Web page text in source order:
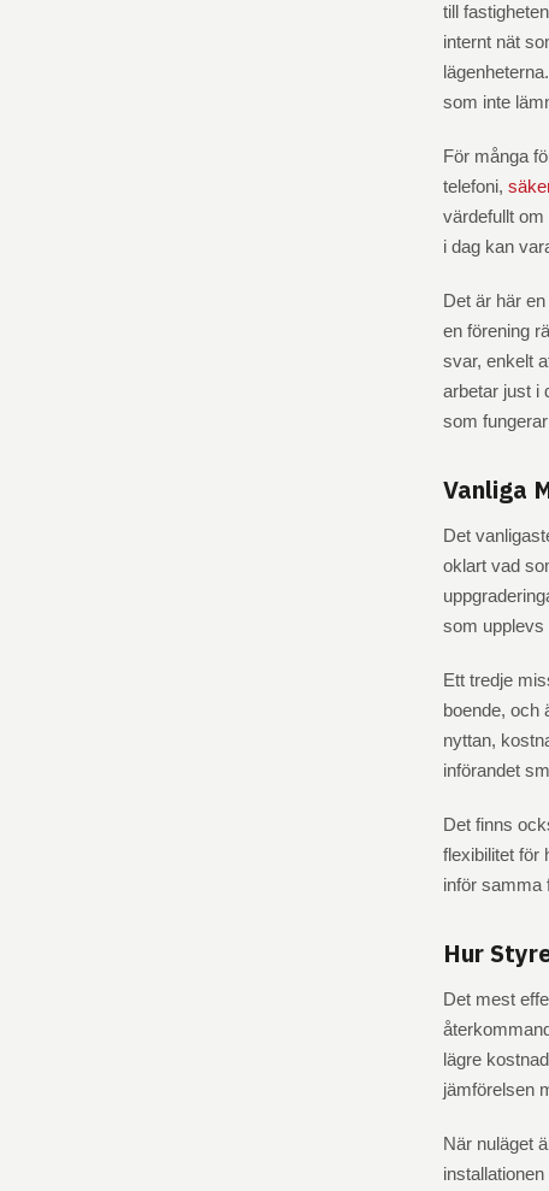
till
internt nät
som inte
För många
telefoni,
värdefullt
i dag kan
Det är här
en förening
svar, enkelt
arbetar just i
som
Vanliga
Det
oklart vad
som upplevs
Ett tredje
boende, och
nyttan,
införandet
Det finns
flexibilitet för
inför samma
Hur
Det mest
lägre
jämförelsen
När nuläget